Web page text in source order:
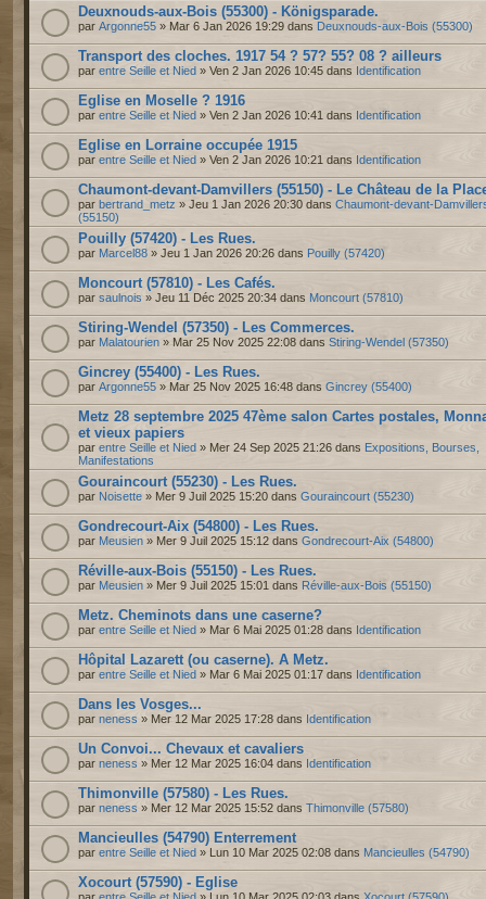
Deuxnouds-aux-Bois (55300) - Königsparade.
par Argonne55 » Mar 6 Jan 2026 19:29 dans Deuxnouds-aux-Bois (55300)
Transport des cloches. 1917 54 ? 57? 55? 08 ? ailleurs
par entre Seille et Nied » Ven 2 Jan 2026 10:45 dans Identification
Eglise en Moselle ? 1916
par entre Seille et Nied » Ven 2 Jan 2026 10:41 dans Identification
Eglise en Lorraine occupée 1915
par entre Seille et Nied » Ven 2 Jan 2026 10:21 dans Identification
Chaumont-devant-Damvillers (55150) - Le Château de la
par bertrand_metz » Jeu 1 Jan 2026 20:30 dans Chaumont-devant-
(55150)
Pouilly (57420) - Les Rues.
par Marcel88 » Jeu 1 Jan 2026 20:26 dans Pouilly (57420)
Moncourt (57810) - Les Cafés.
par saulnois » Jeu 11 Déc 2025 20:34 dans Moncourt (57810)
Stiring-Wendel (57350) - Les Commerces.
par Malatourien » Mar 25 Nov 2025 22:08 dans Stiring-Wendel (57350)
Gincrey (55400) - Les Rues.
par Argonne55 » Mar 25 Nov 2025 16:48 dans Gincrey (55400)
Metz 28 septembre 2025 47ème salon Cartes postales,
et vieux papiers
par entre Seille et Nied » Mer 24 Sep 2025 21:26 dans Expositions, Bourses,
Manifestations
Gouraincourt (55230) - Les Rues.
par Noisette » Mer 9 Juil 2025 15:20 dans Gouraincourt (55230)
Gondrecourt-Aix (54800) - Les Rues.
par Meusien » Mer 9 Juil 2025 15:12 dans Gondrecourt-Aix (54800)
Réville-aux-Bois (55150) - Les Rues.
par Meusien » Mer 9 Juil 2025 15:01 dans Réville-aux-Bois (55150)
Metz. Cheminots dans une caserne?
par entre Seille et Nied » Mar 6 Mai 2025 01:28 dans Identification
Hôpital Lazarett (ou caserne). A Metz.
par entre Seille et Nied » Mar 6 Mai 2025 01:17 dans Identification
Dans les Vosges...
par neness » Mer 12 Mar 2025 17:28 dans Identification
Un Convoi... Chevaux et cavaliers
par neness » Mer 12 Mar 2025 16:04 dans Identification
Thimonville (57580) - Les Rues.
par neness » Mer 12 Mar 2025 15:52 dans Thimonville (57580)
Mancieulles (54790) Enterrement
par entre Seille et Nied » Lun 10 Mar 2025 02:08 dans Mancieulles (54790)
Xocourt (57590) - Eglise
par entre Seille et Nied » Lun 10 Mar 2025 02:03 dans Xocourt (57590)